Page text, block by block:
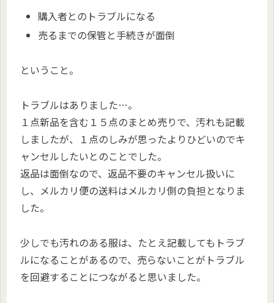
購入者とのトラブルになる
売るまでの保管と手続きが面倒
ということ。
トラブルはありました…。
１点新品を含む１５点のまとめ売りで、汚れも記載
しましたが、１点のしみが思ったよりひどいのでキ
ャンセルしたいとのことでした。
返品は面倒なので、返品不要のキャンセル扱いに
し、メルカリ便の送料はメルカリ側の負担となりま
した。
少しでも汚れのある服は、たとえ記載してもトラブ
ルになることがあるので、売らないことがトラブル
を回避することにつながると思いました。